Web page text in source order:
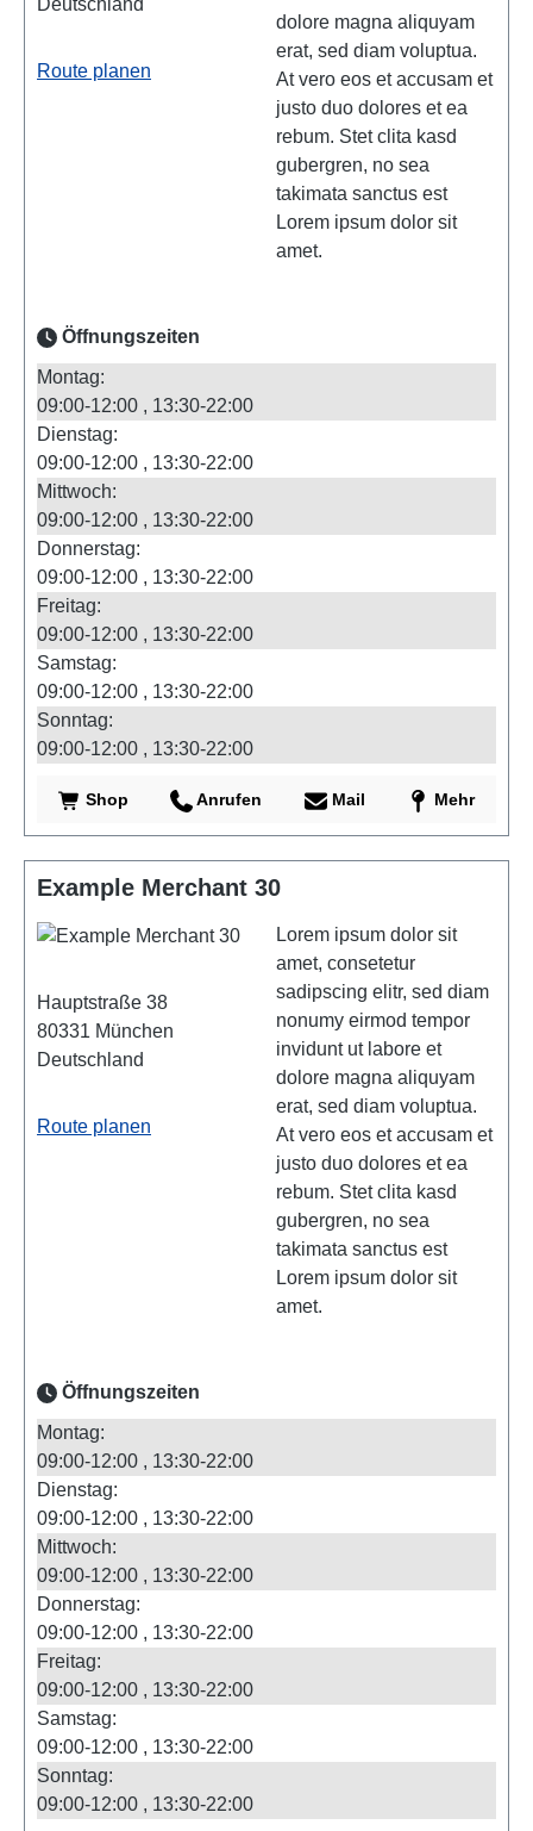
Route planen
dolore magna aliquyam
erat, sed diam voluptua.
At vero eos et accusam et
justo duo dolores et ea
rebum. Stet clita kasd
gubergren, no sea
takimata sanctus est
Lorem ipsum dolor sit
amet.
Öffnungszeiten
Montag:
09:00-12:00
13:30-22:00
Dienstag:
09:00-12:00
13:30-22:00
Mittwoch:
09:00-12:00
13:30-22:00
Donnerstag:
09:00-12:00
13:30-22:00
Freitag:
09:00-12:00
13:30-22:00
Samstag:
09:00-12:00
13:30-22:00
Sonntag:
09:00-12:00
13:30-22:00
Shop Anrufen Mail Mehr
Example Merchant 30
Hauptstraße 38
80331 München
Deutschland
Route planen
Lorem ipsum dolor sit
amet, consetetur
sadipscing elitr, sed diam
nonumy eirmod tempor
invidunt ut labore et
dolore magna aliquyam
erat, sed diam voluptua.
At vero eos et accusam et
justo duo dolores et ea
rebum. Stet clita kasd
gubergren, no sea
takimata sanctus est
Lorem ipsum dolor sit
amet.
Öffnungszeiten
Montag:
09:00-12:00
13:30-22:00
Dienstag:
09:00-12:00
13:30-22:00
Mittwoch:
09:00-12:00
13:30-22:00
Donnerstag:
09:00-12:00
13:30-22:00
Freitag:
09:00-12:00
13:30-22:00
Samstag:
09:00-12:00
13:30-22:00
Sonntag:
09:00-12:00
13:30-22:00